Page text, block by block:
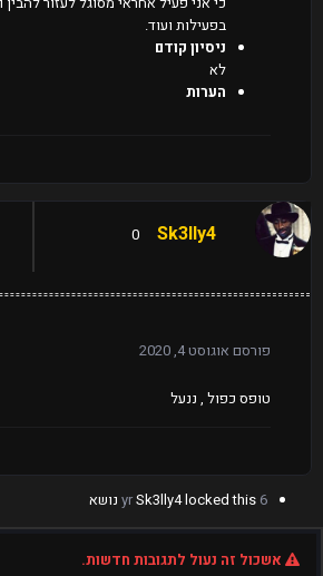
בפעילות ועוד.
ניסיון קודם
לא
הערות
Sk3lly4
0
פורסם אוגוסט 4, 2020
טופס כפול , ננעל
6 yr
Sk3lly4locked this נושא
אשכול זה נעול לתגובות חדשות.